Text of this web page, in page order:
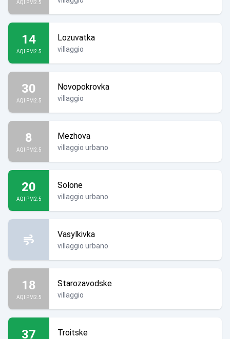
AQI PM2.5
14
AQI PM2.5
Lozuvatka
villaggio
30
AQI PM2.5
Novopokrovka
villaggio
8
AQI PM2.5
Mezhova
villaggio urbano
20
AQI PM2.5
Solone
villaggio urbano
Vasylkivka
villaggio urbano
18
AQI PM2.5
Starozavodske
villaggio
37 Troitske